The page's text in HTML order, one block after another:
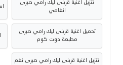
تنزيل اغنية قربنى ليك رامي صبرى
انغامي
تحميل اغنية قربنى ليك رامي صبرى
مطبعة دوت كوم
تنزيل اغنية قربنى ليك رامي صبرى نغم